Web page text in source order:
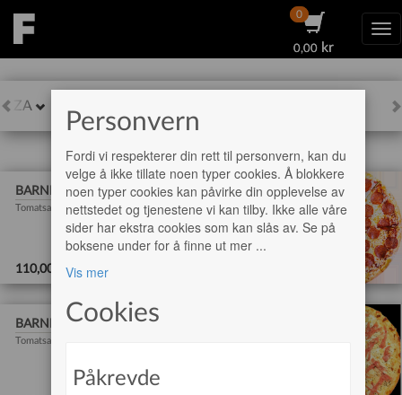
0,00 kr
0
0,00 kr
0
BARNEPIZZA PEPPERONI
110,00 Kr
Tomatsaus, Ost, Pepperoni
BARNEPIZZA SKINKE
Tomatsaus, Ost, Skinke
Personvern
Fordi vi respekterer din rett til personvern, kan du
velge å ikke tillate noen typer cookies. Å blokkere
noen typer cookies kan påvirke din opplevelse av
nettstedet og tjenestene vi kan tilby. Ikke alle våre
sider har ekstra cookies som kan slås av. Se på
boksene under for å finne ut mer ...
Vis mer
Cookies
Påkrevde